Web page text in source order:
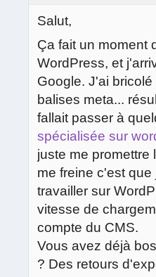
Salut,
Ça fait un moment
WordPress, et
Google. J'ai
balises meta...
fallait passer à
spécialisée sur
juste me promettre
me freine c'est
travailler sur
vitesse de
compte du CMS.
Vous avez déjà
? Des retours